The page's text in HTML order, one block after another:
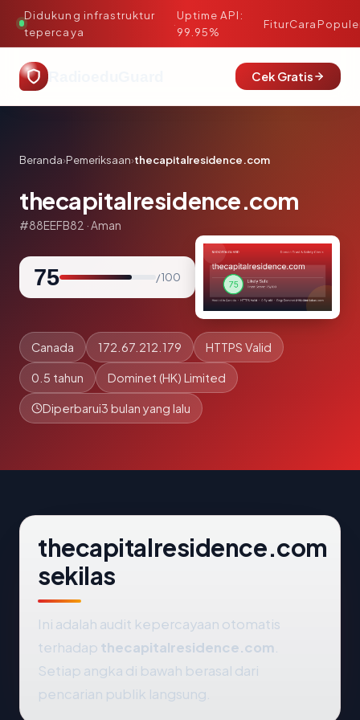
Didukung infrastruktur
tepercaya
·
Uptime API:
99.95%
FiturCara
Cek Gratis
Beranda›Pemeriksaan›thecapitalresidence.com
thecapitalresidence.com
#88EEFB82 · Aman
75 / 100
Canada 172.67.212.179 HTTPS Valid
0.5 tahun Dominet (HK) Limited
Diperbarui3 bulan yang lalu
thecapitalresidence.com
sekilas
Ini adalah audit kepercayaan otomatis
terhadap thecapitalresidence.com
Setiap angka di bawah berasal dari
pencarian publik langsung.